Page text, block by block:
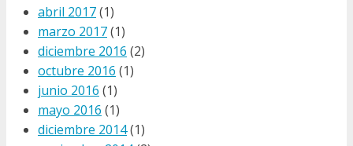
abril 2017(1)
marzo 2017(1)
diciembre 2016 (2)
octubre 2016 (1)
junio 2016 (1)
mayo 2016 (1)
diciembre 2014(1)